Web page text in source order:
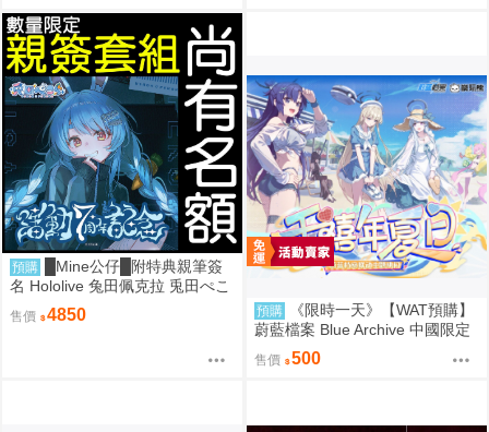
預購
█Mine公仔█附特典親筆簽
名 Hololive 兔田佩克拉 兎田ぺこ
ら 活動7周年記念 七週年紀念套
組直筆親簽外套T恤
售價 4850 預購
《限時一天》【WAT預購】
蔚藍檔案 Blue Archive 中國限定
官方正版 千年夏日主題快閃店 優
香 乃愛 小雪 莉央 季 研討會 壓克
售價 500